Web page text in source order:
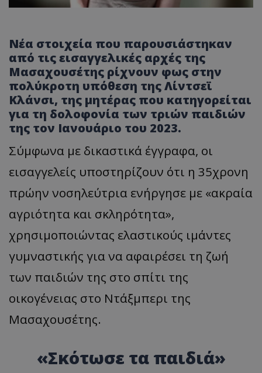
Νέα στοιχεία που παρουσιάστηκαν
από τις εισαγγελικές αρχές της
Μασαχουσέτης ρίχνουν φως στην
πολύκροτη υπόθεση της Λίντσεϊ
Κλάνσι, της μητέρας που κατηγορείται
για τη δολοφονία των τριών παιδιών
της τον Ιανουάριο του 2023.
Σύμφωνα με δικαστικά έγγραφα, οι
εισαγγελείς υποστηρίζουν ότι η 35χρονη
πρώην νοσηλεύτρια ενήργησε με «ακραία
αγριότητα και σκληρότητα»,
χρησιμοποιώντας ελαστικούς ιμάντες
γυμναστικής για να αφαιρέσει τη ζωή
των παιδιών της στο σπίτι της
οικογένειας στο Ντάξμπερι της
Μασαχουσέτης.
«Σκότωσε τα παιδιά»